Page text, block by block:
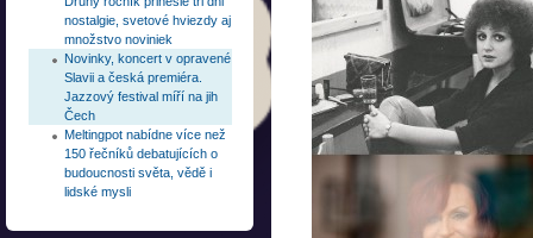
nostalgie, svetové hviezdy aj
množstvo noviniek
Novinky, koncert v opravené
Slavii a česká premiéra.
Jazzový festival míří na jih
Čech
Meltingpot nabídne více než
150 řečníků debatujících o
budoucnosti světa, vědě i
lidské mysli